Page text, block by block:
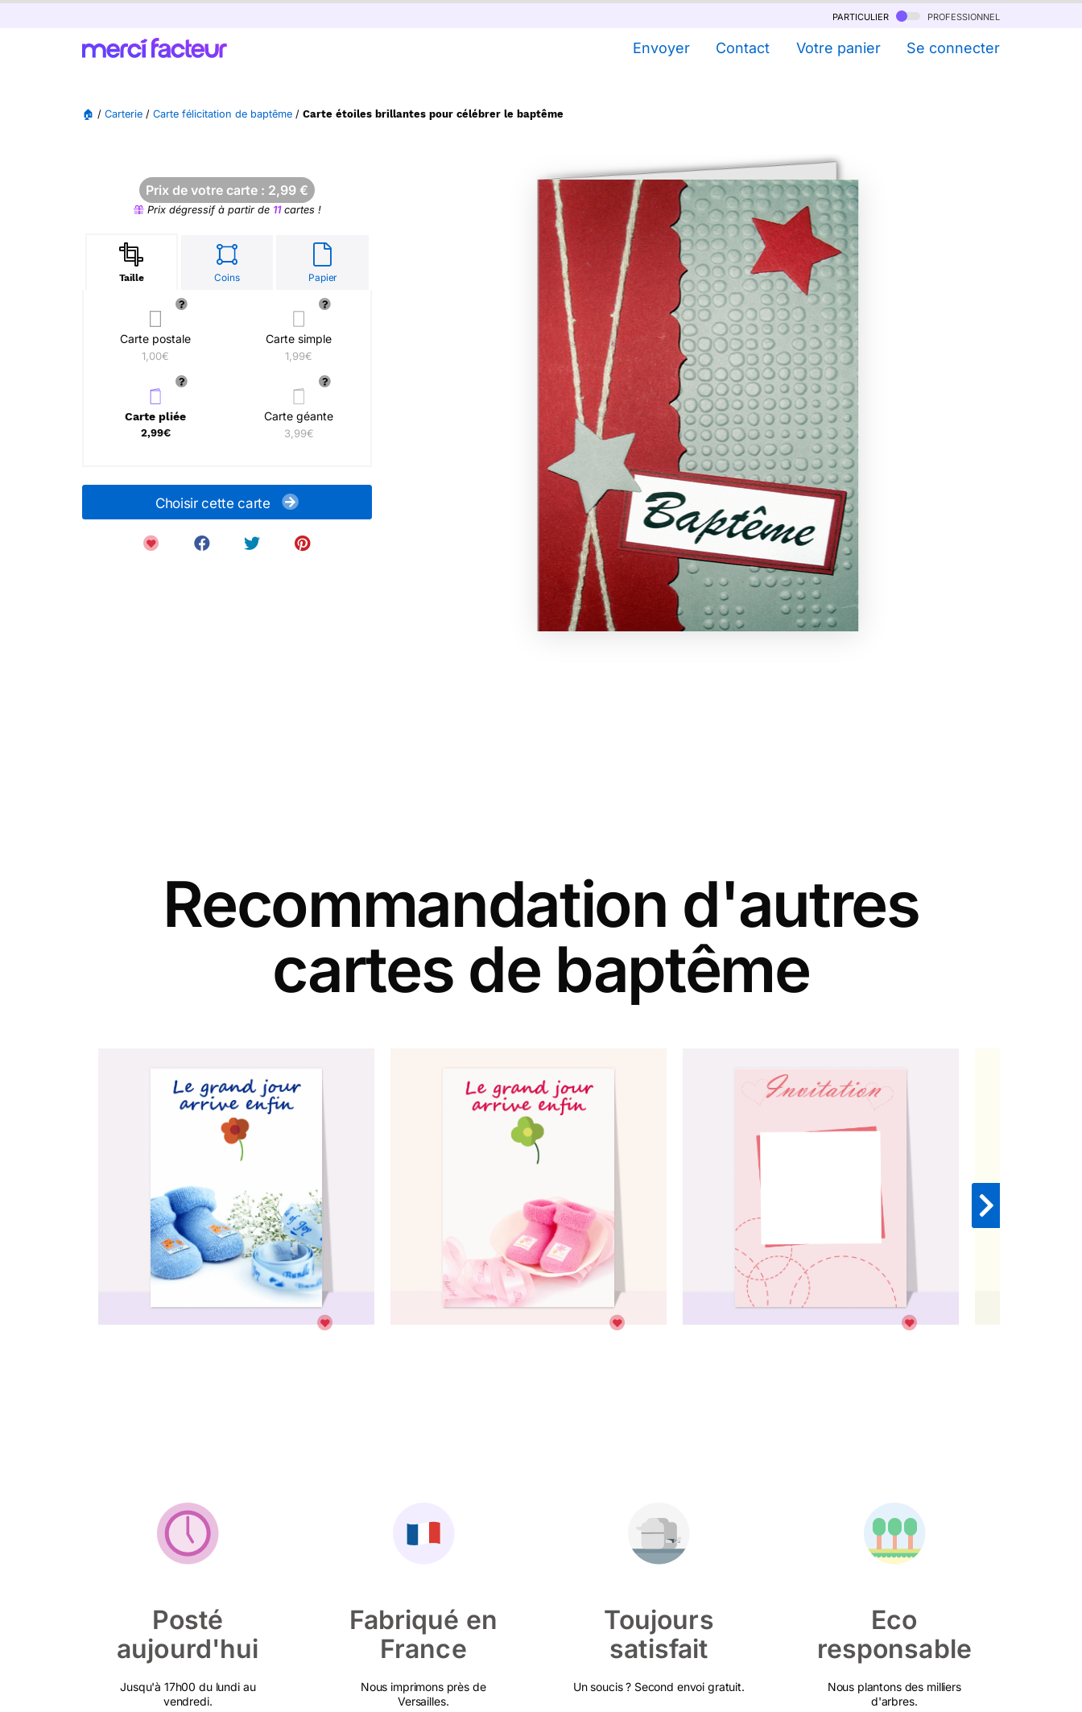
particulier professionnel
Envoyer Contact Votre panier Se connecter
🏠 / Carterie / Carte félicitation de baptême / Carte étoiles brillantes pour célébrer le baptême
Prix de votre carte : 2,99 €
Prix dégressif à partir de 11cartes !
Taille Coins Papier
Carte postale
1,00€
Carte simple
1,99€
Carte pliée
2,99€
Carte géante
3,99€
Choisir cette carte
Recommandation d'autres
cartes de baptême
Posté
aujourd'hui
Jusqu'à 17h00 du lundi au
vendredi.
Fabriqué en
France
Nous imprimons près de
Versailles.
Toujours
satisfait
Un soucis ? Second envoi gratuit.
Eco
responsable
Nous plantons des milliers
d'arbres.